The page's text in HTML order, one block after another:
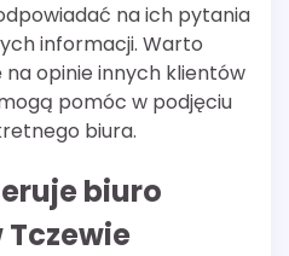
na ich pytania
informacji. Warto
opinie innych klientów
pomóc w podjęciu
biura.
biuro